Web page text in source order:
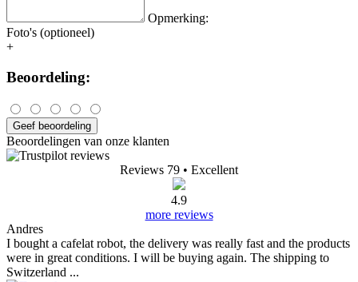
Opmerking:
Foto's (optioneel)
+
Beoordeling:
Geef beoordeling
Beoordelingen van onze klanten
Reviews 79 • Excellent
4.9
more reviews
Andres
I bought a cafelat robot, the delivery was really fast and the products
were in great conditions. I will be buying again. The shipping to
Switzerland ...